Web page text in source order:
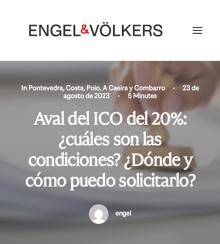
In Pontevedra,Costa, Poio, A Caeira y Combarro •
23 de
agosto de 2023
• 5 Minutes
Aval del ICO del 20%:
¿cuáles son las
condiciones? ¿Dónde y
cómo puedo solicitarlo?
engel